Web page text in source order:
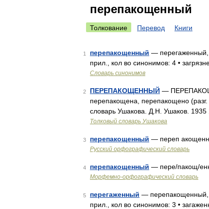
перепакощенный
Толкование Перевод Книги
1 перепакощенный — перегаженный,
прил., кол во синонимов: 4 •
Словарь синонимов
2 ПЕРЕПАКОЩЕННЫЙ —
перепакощена, перепакощено
словарь Ушакова. Д.Н. Ушаков. 1935
Толковый словарь Ушакова
3 перепакощенный — переп
Русский орфографический словарь
4 перепакощенный — пере/пакощ/
Морфемно-орфографический словарь
5 перегаженный — перепакощенный,
прил., кол во синонимов: 3 •